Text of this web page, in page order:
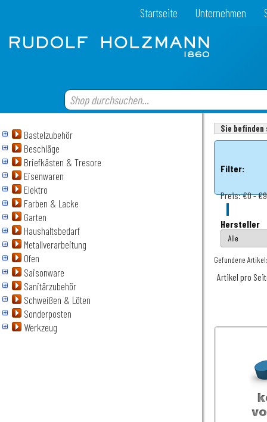
Startseite Unternehmen
Bastelzubehör
Beschläge
Briefkästen & Tresore
Eisenwaren
Elektro
Farben & Lacke
Garten
Haushaltsbedarf
Metallverarbeitung
Ofen
Saisonware
Sanitärzubehör
Schweißen & Löten
Sonderposten
Werkzeug
Sie
Filter:
Preis:€0 -
Hersteller
Gefundene
Artikel pro